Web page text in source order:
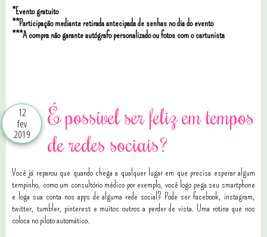
*Evento gratuito
**Participação mediante retirada antecipada de senhas no dia do evento
***A compra não garante autógrafo personalizado ou fotos com o cartunista
12
fev
2019
É possível ser feliz em tempos
de redes sociais?
Você já reparou que quando chega a qualquer lugar em que precisa esperar algum
tempinho, como um consultório médico por exemplo, você logo pega seu smartphone
e loga sua conta nos apps de alguma rede social? Pode ser facebook, instagram,
twitter, tumbler, pinterest e muitos outros a perder de vista. Uma rotina que nos
coloca no piloto automático.